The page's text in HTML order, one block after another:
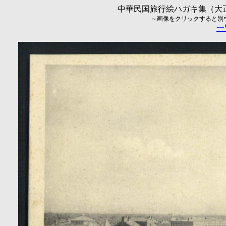
中華民国旅行絵ハガキ集（
～画像をクリックすると
一